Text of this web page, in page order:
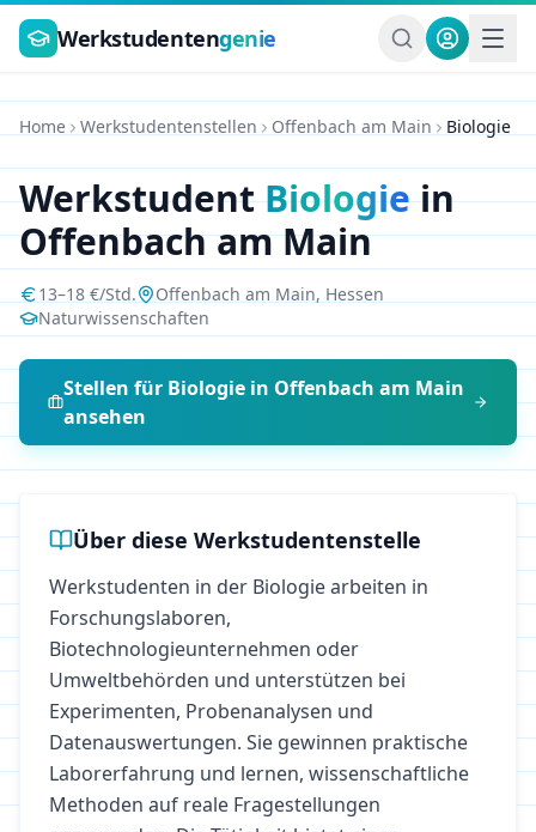
Zum Hauptinhalt springen
Werkstudentengenie
Home Werkstudentenstellen Offenbach am Main Biologie
WerkstudentBiologiein
Offenbach am Main
13–18 €/Std. Offenbach am Main, Hessen
Naturwissenschaften
Stellen für Biologie in Offenbach am Main
ansehen
Über diese Werkstudentenstelle
Werkstudenten in der Biologie arbeiten in
Forschungslaboren,
Biotechnologieunternehmen oder
Umweltbehörden und unterstützen bei
Experimenten, Probenanalysen und
Datenauswertungen. Sie gewinnen praktische
Laborerfahrung und lernen, wissenschaftliche
Methoden auf reale Fragestellungen